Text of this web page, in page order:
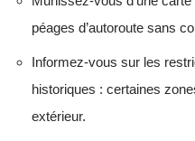
péages d’autoroute sans
Informez-vous sur les
historiques : certaines
extérieur.